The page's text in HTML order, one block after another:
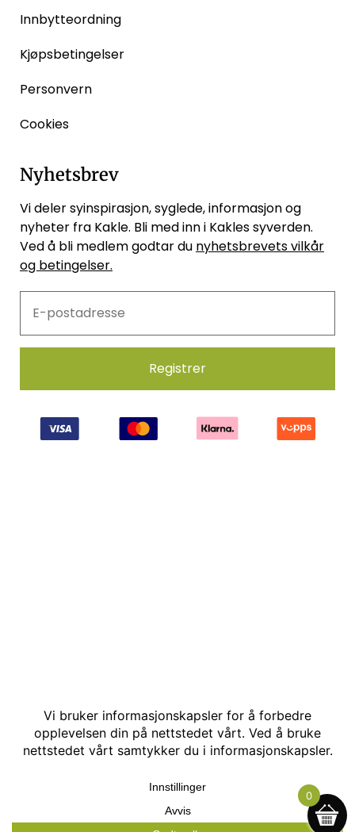
Innbytteordning
Kjøpsbetingelser
Personvern
Cookies
Nyhetsbrev
Vi deler syinspirasjon, syglede, informasjon og
nyheter fra Kakle. Bli med inn i Kakles syverden.
Ved å bli medlem godtar du nyhetsbrevets vilkår
og betingelser.
Hjemmesidehelten
0